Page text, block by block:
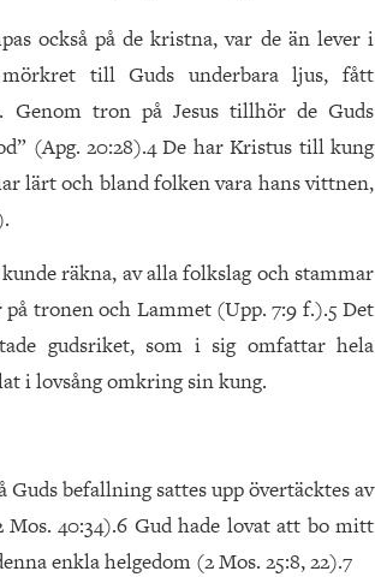
också på de kristna, var de än lever i
till Guds underbara ljus, fått
Genom tron på Jesus tillhör de Guds
(Apg. 20:28).4 De har Kristus till kung
lärt och bland folken vara hans vittnen,
räkna, av alla folkslag och stammar
tronen och Lammet (Upp. 7:9 f.).5 Det
gudsriket, som i sig omfattar hela
i lovsång omkring sin kung.
befallning sattes upp övertäcktes av
Mos. 40:34).6 Gud hade lovat att bo mitt
enkla helgedom (2 Mos. 25:8, 22).7